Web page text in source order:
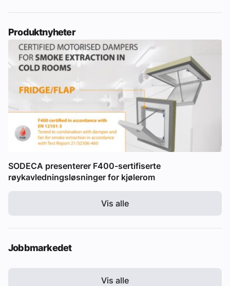
Produktnyheter
SODECA presenterer F400-sertifiserte
røykavledningsløsninger for kjølerom
Vis alle
Jobbmarkedet
Vis alle